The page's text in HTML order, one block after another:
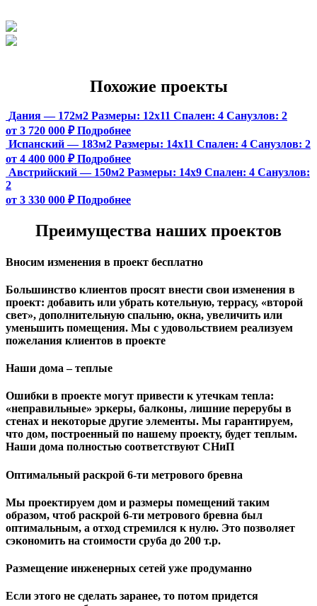
Похожие проекты
Дания — 172м2 Размеры: 12х11 Спален: 4 Санузлов: 2
от 3 720 000 ₽ Подробнее
Испанский — 183м2 Размеры: 14х11 Спален: 4 Санузлов: 2
от 4 400 000 ₽ Подробнее
Австрийский — 150м2 Размеры: 14х9 Спален: 4 Санузлов:
2
от 3 330 000 ₽ Подробнее
Преимущества наших проектов
Вносим изменения в проект бесплатно
Большинство клиентов просят внести свои изменения в
проект: добавить или убрать котельную, террасу, «второй
свет», дополнительную спальню, окна, увеличить или
уменьшить помещения. Мы с удовольствием реализуем
пожелания клиентов в проекте
Наши дома – теплые
Ошибки в проекте могут привести к утечкам тепла:
«неправильные» эркеры, балконы, лишние перерубы в
стенах и некоторые другие элементы. Мы гарантируем,
чтo дом, построенный по нашему проекту, будет теплым.
Наши дома полностью соответствуют СНиП
Оптимальный раскрой 6-ти метрового бревна
Мы проектируем дом и размеры помещений таким
образом, чтоб раскрой 6-ти метрового бревна был
оптимальным, а отход стремился к нулю. Это позволяет
сэкономить на стоимости сруба до 200 т.р.
Размещение инженерных сетей уже продуманно
Если этого не сделать заранее, то потом придется